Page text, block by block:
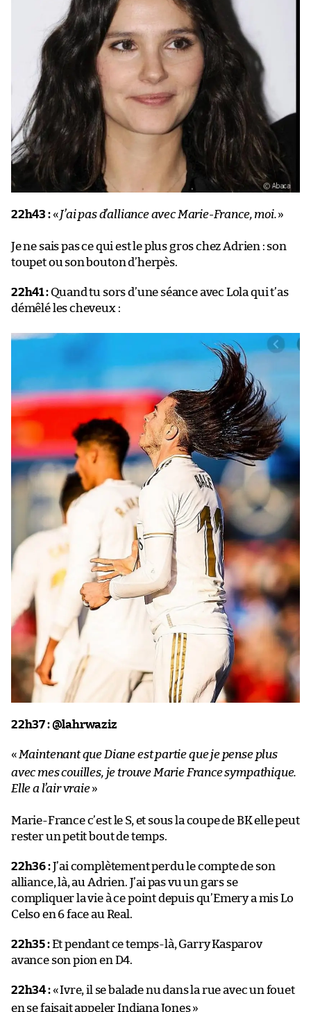
22h43 :«J’ai pas d’alliance avec Marie-France, moi.»
Je ne sais pas ce qui est le plus gros chez Adrien : son
toupet ou son bouton d’herpès.
22h41 :Quand tu sors d’une séance avec Lola qui t’as
démêlé les cheveux :
22h37 :@lahrwaziz
« Maintenant que Diane est partie que je pense plus
avec mes couilles, je trouve Marie France sympathique.
Elle a l’air vraie»
Marie-France c’est le S, et sous la coupe de BK elle peut
rester un petit bout de temps.
22h36 :J’ai complètement perdu le compte de son
alliance, là, au Adrien. J’ai pas vu un gars se
compliquer la vie à ce point depuis qu’Emery a mis Lo
Celso en 6 face au Real.
22h35 :Et pendant ce temps-là, Garry Kasparov
avance son pion en D4.
22h34 :«Ivre, il se balade nu dans la rue avec un fouet
en se faisait appeler Indiana Jones»